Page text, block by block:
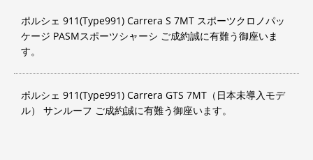
ポルシェ 911(Type991) Carrera S 7MT スポーツクロノパッ
ケージ PASMスポーツシャーシ ご成約誠に有難う御座いま
す。
ポルシェ 911(Type991) Carrera GTS 7MT（日本未導入モデ
ル） サンルーフ ご成約誠に有難う御座います。